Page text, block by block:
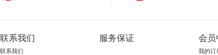
联系我们
联系我们
服务保证 会
我的订